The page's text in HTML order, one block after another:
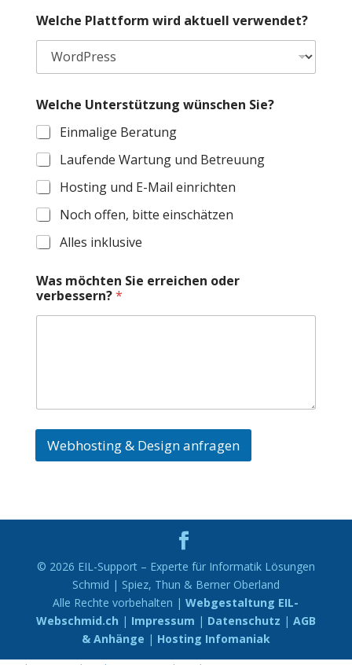
Welche Plattform wird aktuell verwendet?
Welche Unterstützung wünschen Sie?
Einmalige Beratung
Laufende Wartung und Betreuung
Hosting und E-Mail einrichten
Noch offen, bitte einschätzen
Alles inklusive
Was möchten Sie erreichen oder
verbessern?*
Webhosting & Design anfragen
n
i
© 2026 EIL-Support – Experte für Informatik Lösungen
Schmid | Spiez, Thun & Berner Oberland
Alle Rechte vorbehalten |Webgestaltung EIL-
Webschmid.ch | Impressum | Datenschutz | AGB
& Anhänge | Hosting Infomaniak